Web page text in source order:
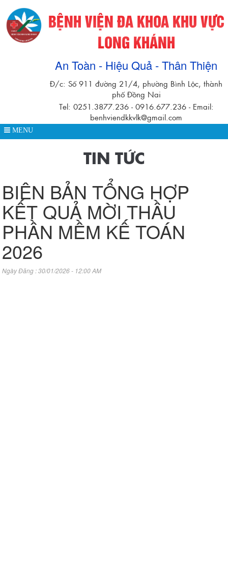
BỆNH VIỆN ĐA KHOA KHU VỰC
LONG KHÁNH
An Toàn - Hiệu Quả - Thân Thiện
Đ/c: Số 911 đường 21/4, phường Bình Lộc, thành
phố Đồng Nai
Tel: 0251.3877.236 - 0916.677.236 - Email:
benhviendkkvlk@gmail.com
MENU
TIN TỨC
BIÊN BẢN TỔNG HỢP
KẾT QUẢ MỜI THẦU
PHẦN MỀM KẾ TOÁN
2026
Ngày Đăng : 30/01/2026 - 12:00 AM